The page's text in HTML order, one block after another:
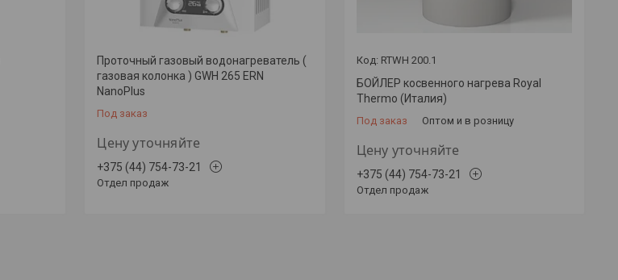
Проточный газовый водонагреватель (
газовая колонка ) GWH 265 ERN
NanoPlus
Под заказ
Цену уточняйте
+375 (44) 754-73-21
Отдел продаж
RTWH 200.1
БОЙЛЕР косвенного нагрева Royal
Thermo (Италия)
Под заказ Оптом и в розницу
Цену уточняйте
+375 (44) 754-73-21
Отдел продаж